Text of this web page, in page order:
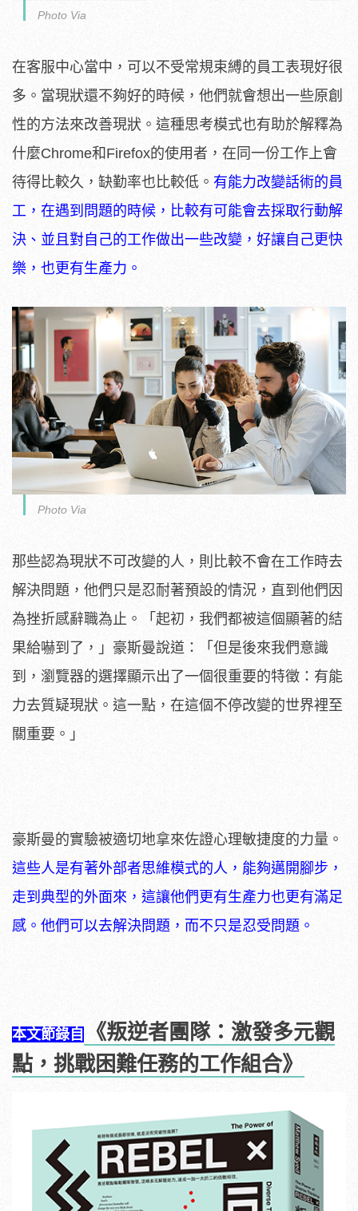
Photo Via
在客服中心當中，可以不受常規束縛的員工表現好很
多。當現狀還不夠好的時候，他們就會想出一些原創
性的方法來改善現狀。這種思考模式也有助於解釋為
什麼Chrome和Firefox的使用者，在同一份工作上會
待得比較久，缺勤率也比較低。 有能力改變話術的員
工，在遇到問題的時候，比較有可能會去採取行動解
決、並且對自己的工作做出一些改變，好讓自己更快
樂，也更有生產力。
Photo Via
那些認為現狀不可改變的人，則比較不會在工作時去
解決問題，他們只是忍耐著預設的情況，直到他們因
為挫折感辭職為止。「起初，我們都被這個顯著的結
果給嚇到了，」豪斯曼說道：「但是後來我們意識
到，瀏覽器的選擇顯示出了一個很重要的特徵：有能
力去質疑現狀。這一點，在這個不停改變的世界裡至
關重要。」
豪斯曼的實驗被適切地拿來佐證心理敏捷度的力量。
這些人是有著外部者思維模式的人，能夠邁開腳步，
走到典型的外面來，這讓他們更有生產力也更有滿足
感。他們可以去解決問題，而不只是忍受問題。
本文節錄自
《叛逆者團隊：激發多元觀
點，挑戰困難任務的工作組合》